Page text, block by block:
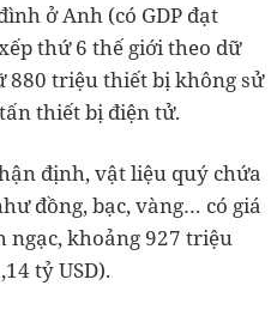
ở Anh (có GDP đạt
thứ 6 thế giới theo dữ
880 triệu thiết bị không sử
thiết bị điện tử.
định, vật liệu quý chứa
đồng, bạc, vàng… có giá
ngạc, khoảng 927 triệu
tỷ USD).